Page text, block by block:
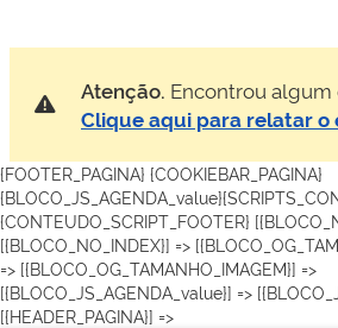
Atenção. Encontrou algum
Clique aqui para relatar o
{FOOTER_PAGINA} {COOKIEBAR_PAGINA}
{CONTEUDO_SCRIPT_FOOTER}
[{BLOCO_NO_INDEX}] =>
=> [{BLOCO_OG_TAMANHO_IMAGEM}] =>
[{BLOCO_JS_AGENDA_value}] =>
[{HEADER_PAGINA}] =>